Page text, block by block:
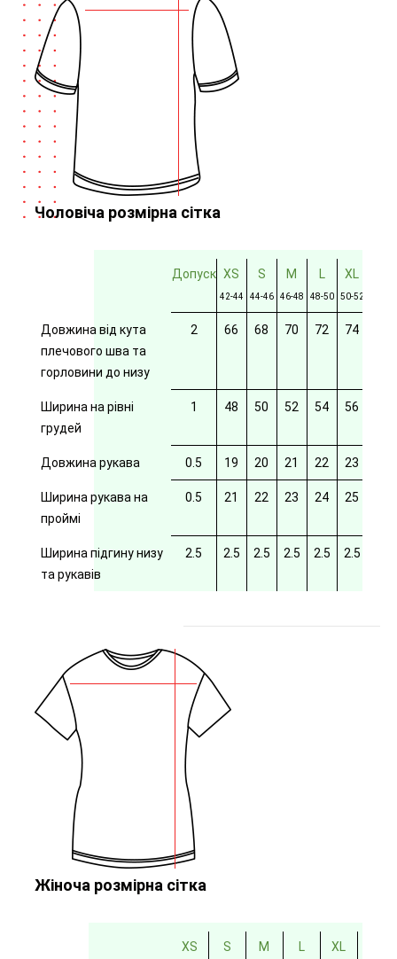
Чоловіча розмірна сітка
Допуск XS
42-44
S
44-46
M
46-48
L
48-50
XL
50-52
Довжина від кута
плечового шва та
горловини до низу
2 66 68 70 72 74
Ширина на рівні
грудей
1 48 50 52 54 56
Довжина рукава 0.5 19 20 21 22 23
Ширина рукава на
проймі
0.5 21 22 23 24 25
Ширина підгину низу
та рукавів
2.5 2.5 2.5 2.5 2.5 2.5
Жіноча розмірна сітка
XS S M L XL